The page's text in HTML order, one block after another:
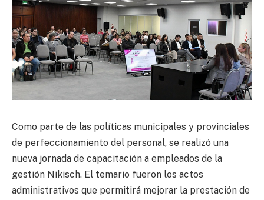
Como parte de las políticas municipales y provinciales
de perfeccionamiento del personal, se realizó una
nueva jornada de capacitación a empleados de la
gestión Nikisch. El temario fueron los actos
administrativos que permitirá mejorar la prestación de